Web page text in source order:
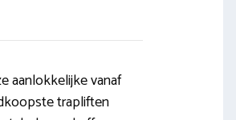
aanlokkelijke vanaf
trapliften